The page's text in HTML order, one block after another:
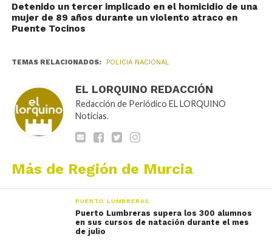
Detenido un tercer implicado en el homicidio de una
mujer de 89 años durante un violento atraco en
Puente Tocinos
TEMAS RELACIONADOS: POLICIA NACIONAL
EL LORQUINO REDACCIÓN
Redacción de Periódico EL LORQUINO
Noticias.
Más de Región de Murcia
PUERTO LUMBRERAS
Puerto Lumbreras supera los 300 alumnos
en sus cursos de natación durante el mes
de julio